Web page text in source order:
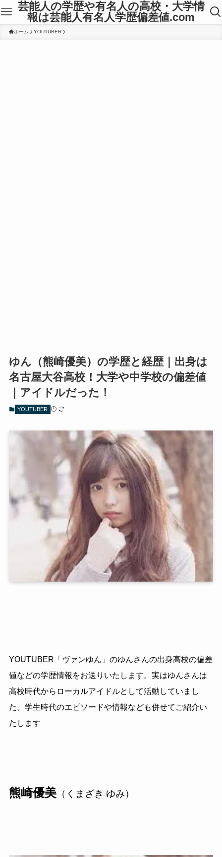
芸能人の学歴や有名人の高校・大学情
報は芸能人有名人学歴偏差値.com
ホーム YOUTUBER
ゆん（熊崎優美）の学歴と経歴｜出身は
名古屋大谷高校！大学や中学校の偏差値
｜アイドルだった！
YOUTUBER
YOUTUBER「ヴァンゆん」のゆんさんの出身高校の偏差
値などの学歴情報をお送りいたします。実はゆんさんは
高校時代からローカルアイドルとして活動していまし
た。学生時代のエピソードや情報なども併せてご紹介い
たします
熊崎優美（くまざき ゆみ）